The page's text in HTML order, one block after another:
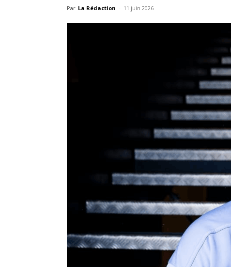
Par La Rédaction - 11 juin 2026